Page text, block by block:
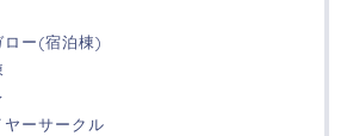
ロー(宿泊棟)
ヤーサークル